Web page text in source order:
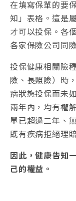
在填寫保單的要
知」表格。這是
才可以投保。各
各家保險公司同
投保健康相關險
險、長照險）時
病狀態投保而未
兩年內，均有權
單已超過二年、
既有疾病拒絕理
因此，健康告知
己的權益。